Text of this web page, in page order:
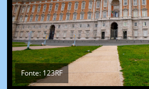
Fonte: 123RF